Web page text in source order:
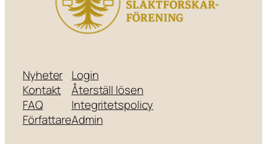
Nyheter
Kontakt
FAQ
Författare
Login
Återställ lösen
Integritetspolicy
Admin